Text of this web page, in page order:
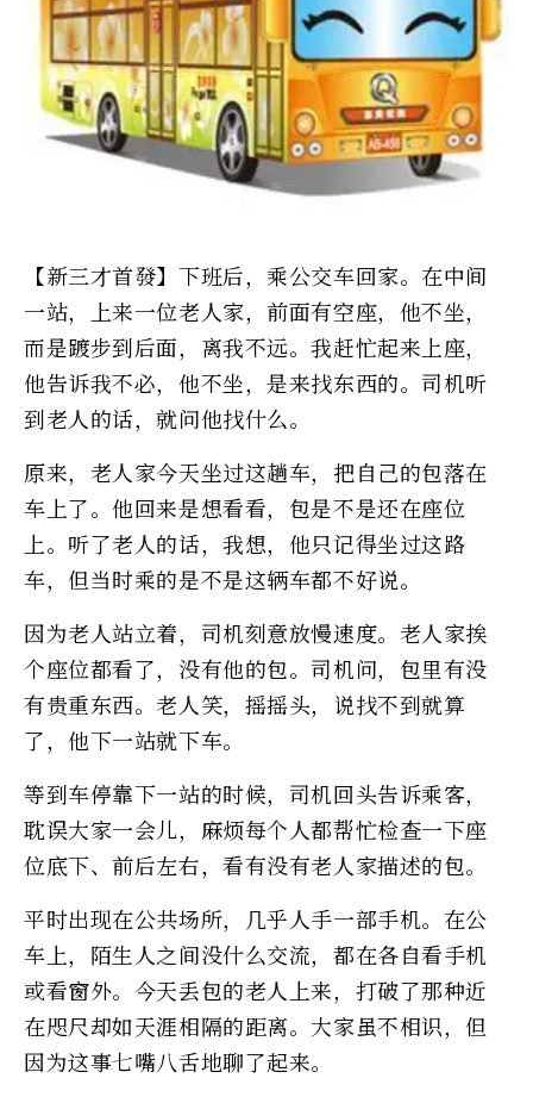
【新三才首發】下班后，乘公交车回家。在中间
一站，上来一位老人家，前面有空座，他不坐，
而是踱步到后面，离我不远。我赶忙起来上座，
他告诉我不必，他不坐，是来找东西的。司机听
到老人的话，就问他找什么。
原来，老人家今天坐过这趟车，把自己的包落在
车上了。他回来是想看看，包是不是还在座位
上。听了老人的话，我想，他只记得坐过这路
车，但当时乘的是不是这辆车都不好说。
因为老人站立着，司机刻意放慢速度。老人家挨
个座位都看了，没有他的包。司机问，包里有没
有贵重东西。老人笑，摇摇头，说找不到就算
了，他下一站就下车。
等到车停靠下一站的时候，司机回头告诉乘客，
耽误大家一会儿，麻烦每个人都帮忙检查一下座
位底下、前后左右，看有没有老人家描述的包。
平时出现在公共场所，几乎人手一部手机。在公
车上，陌生人之间没什么交流，都在各自看手机
或看窗外。今天丢包的老人上来，打破了那种近
在咫尺却如天涯相隔的距离。大家虽不相识，但
因为这事七嘴八舌地聊了起来。